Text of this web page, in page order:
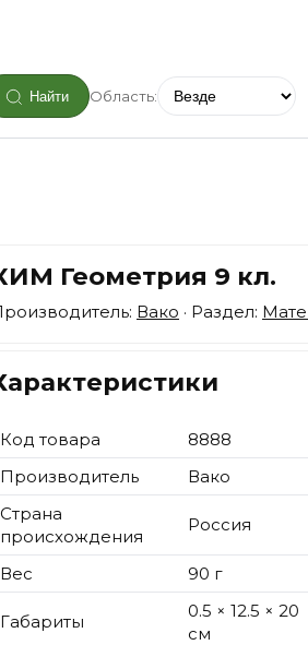
Найти Область:
Геометрия 9 кл.
Вако · Раздел:
Код товара
8888
Производитель
Вако
Страна
происхождения
Россия
Вес 90 г
Габариты
0.5 × 12.5 × 20
см